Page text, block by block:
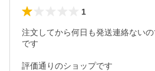
1
注文してから何日も発送連絡ない
です
評価通りのショップです